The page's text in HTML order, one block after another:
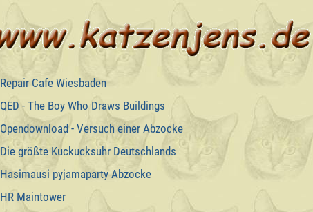
Repair Cafe Wiesbaden
QED - The Boy Who Draws Buildings
Opendownload - Versuch einer Abzocke
Die größte Kuckucksuhr Deutschlands
Hasimausi pyjamaparty Abzocke
HR Maintower